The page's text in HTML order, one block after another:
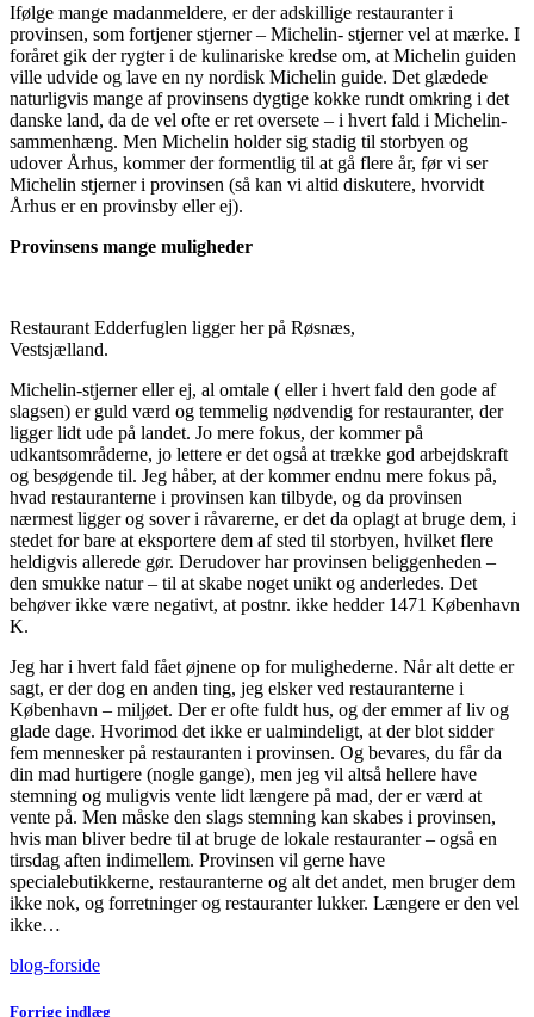
Ifølge mange madanmeldere, er der adskillige restauranter i
provinsen, som fortjener stjerner – Michelin- stjerner vel at mærke. I
foråret gik der rygter i de kulinariske kredse om, at Michelin guiden
ville udvide og lave en ny nordisk Michelin guide. Det glædede
naturligvis mange af provinsens dygtige kokke rundt omkring i det
danske land, da de vel ofte er ret oversete – i hvert fald i Michelin-
sammenhæng. Men Michelin holder sig stadig til storbyen og
udover Århus, kommer der formentlig til at gå flere år, før vi ser
Michelin stjerner i provinsen (så kan vi altid diskutere, hvorvidt
Århus er en provinsby eller ej).
Provinsens mange muligheder
Restaurant Edderfuglen ligger her på Røsnæs,
Vestsjælland.
Michelin-stjerner eller ej, al omtale ( eller i hvert fald den gode af
slagsen) er guld værd og temmelig nødvendig for restauranter, der
ligger lidt ude på landet. Jo mere fokus, der kommer på
udkantsområderne, jo lettere er det også at trække god arbejdskraft
og besøgende til. Jeg håber, at der kommer endnu mere fokus på,
hvad restauranterne i provinsen kan tilbyde, og da provinsen
nærmest ligger og sover i råvarerne, er det da oplagt at bruge dem, i
stedet for bare at eksportere dem af sted til storbyen, hvilket flere
heldigvis allerede gør. Derudover har provinsen beliggenheden –
den smukke natur – til at skabe noget unikt og anderledes. Det
behøver ikke være negativt, at postnr. ikke hedder 1471 København
K.
Jeg har i hvert fald fået øjnene op for mulighederne. Når alt dette er
sagt, er der dog en anden ting, jeg elsker ved restauranterne i
København – miljøet. Der er ofte fuldt hus, og der emmer af liv og
glade dage. Hvorimod det ikke er ualmindeligt, at der blot sidder
fem mennesker på restauranten i provinsen. Og bevares, du får da
din mad hurtigere (nogle gange), men jeg vil altså hellere have
stemning og muligvis vente lidt længere på mad, der er værd at
vente på. Men måske den slags stemning kan skabes i provinsen,
hvis man bliver bedre til at bruge de lokale restauranter – også en
tirsdag aften indimellem. Provinsen vil gerne have
specialebutikkerne, restauranterne og alt det andet, men bruger dem
ikke nok, og forretninger og restauranter lukker. Længere er den vel
ikke…
blog-forside
Forrige indlæg